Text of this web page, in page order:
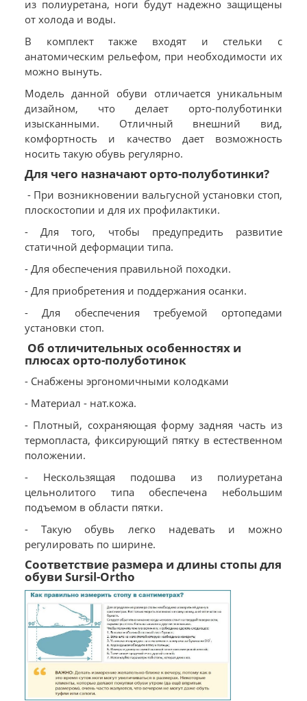
из полиуретана, ноги будут надежно защищены
от холода и воды.
В комплект также входят и стельки с
анатомическим рельефом, при необходимости их
можно вынуть.
Модель данной обуви отличается уникальным
дизайном, что делает орто-полуботинки
изысканными. Отличный внешний вид,
комфортность и качество дает возможность
носить такую обувь регулярно.
Для чего назначают орто-полуботинки?
- При возникновении вальгусной установки стоп,
плоскостопии и для их профилактики.
- Для того, чтобы предупредить развитие
статичной деформации типа.
- Для обеспечения правильной походки.
- Для приобретения и поддержания осанки.
- Для обеспечения требуемой ортопедами
установки стоп.
Об отличительных особенностях и
плюсах орто-полуботинок
- Снабжены эргономичными колодками
- Материал - нат.кожа.
- Плотный, сохраняющая форму задняя часть из
термопласта, фиксирующий пятку в естественном
положении.
- Нескользящая подошва из полиуретана
цельнолитого типа обеспечена небольшим
подъемом в области пятки.
- Такую обувь легко надевать и можно
регулировать по ширине.
Соответствие размера и длины стопы для
обуви Sursil-Ortho